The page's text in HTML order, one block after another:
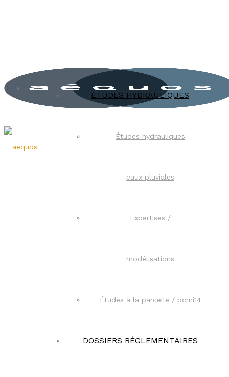
ÉTUDES HYDRAULIQUES
Études hydrauliques
eaux pluviales
Expertises /
modélisations
Études à la parcelle / pcmi14​
DOSSIERS RÉGLEMENTAIRES